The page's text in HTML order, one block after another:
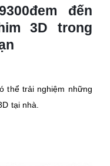
đến
3D trong
thể trải nghiệm những
tại nhà.